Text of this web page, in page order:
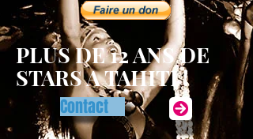
PLUS DE 12 ANS DE
STARS A TAHITI !
Contact